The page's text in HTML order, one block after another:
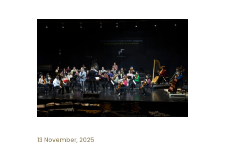
13 November, 2025